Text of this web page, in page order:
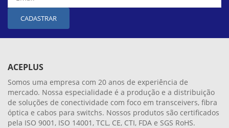
CADASTRAR
ACEPLUS
Somos uma empresa com 20 anos de experiência de
mercado. Nossa especialidade é a produção e a distribuição
de soluções de conectividade com foco em transceivers, fibra
óptica e cabos para switchs. Nossos produtos são certificados
pela ISO 9001, ISO 14001, TCL, CE, CTI, FDA e SGS RoHS.